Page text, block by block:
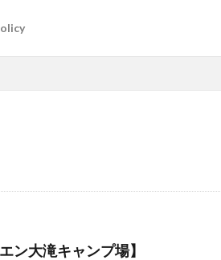
ン大滝キャンプ場】